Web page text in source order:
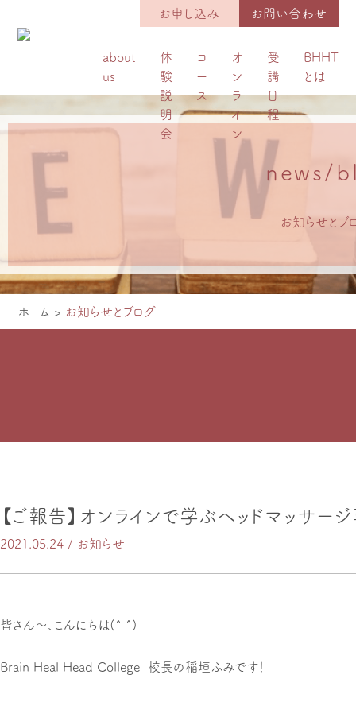
about
us
体
験
説
明
会
コ
ー
ス
オ
ン
ラ
イ
ン
受
講
日
程
BHHT
とは
お申し込み お問い合わせ
news/
お知らせとブ
ホーム > お知らせとブログ
【ご報告】オンラインで学ぶヘッドマッサー
2021.05.24 / お知らせ
皆さん〜、こんにちは(^ ^)
Brain Heal Head College 校長の稲垣ふみです！